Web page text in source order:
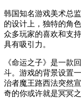
韩国知名游戏美术总
的设计上，独特的角
众多玩家的喜欢和支
具有吸引力。
《命运之子》是一款
斗。游戏的背景设置
治者魔王路西法突然
奇的你或许就是冥冥